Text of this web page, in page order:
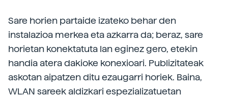
Sare horien partaide izateko behar den
instalazioa merkea eta azkarra da; beraz, sare
horietan konektatuta lan eginez gero, etekin
handia atera dakioke konexioari. Publizitateak
askotan aipatzen ditu ezaugarri horiek. Baina,
WLAN sareek aldizkari espezializatuetan